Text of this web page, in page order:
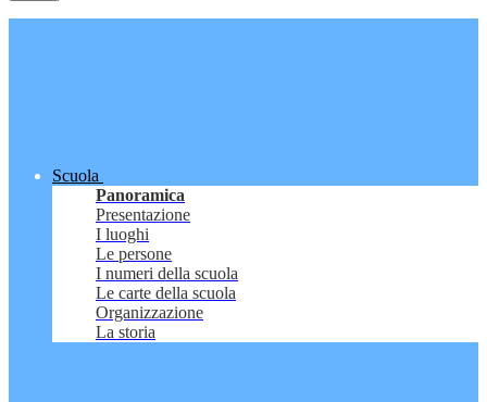
Scuola
Panoramica
Presentazione
I luoghi
Le persone
I numeri della scuola
Le carte della scuola
Organizzazione
La storia